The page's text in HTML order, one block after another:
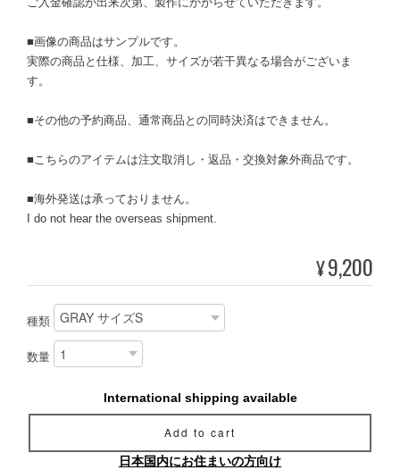
■画像の商品はサンプルです。
実際の商品と仕様、加工、サイズが若干異なる場合がございま
す。
■その他の予約商品、通常商品との同時決済はできません。
■こちらのアイテムは注文取消し・返品・交換対象外商品です。
■海外発送は承っておりません。
I do not hear the overseas shipment.
¥9,200
種類
数量
International shipping available
Add to cart
日本国内にお住まいの方向け